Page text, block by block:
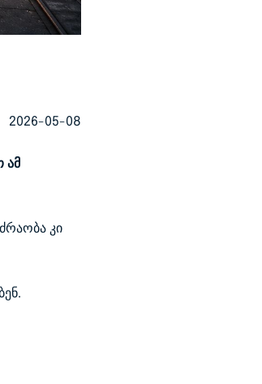
2026-05-08
ამ
კი